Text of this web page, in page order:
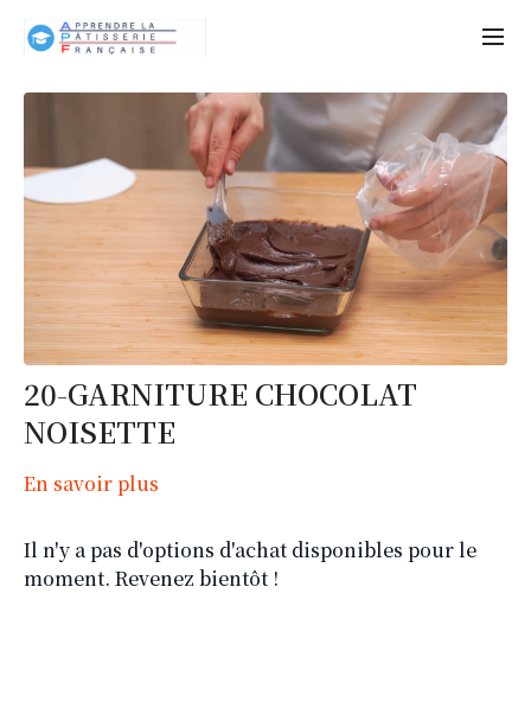
20-GARNITURE CHOCOLAT
NOISETTE
En savoir plus
Il n'y a pas d'options d'achat disponibles pour le
moment. Revenez bientôt !